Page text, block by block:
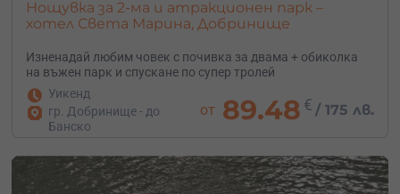
Нощувка за 2-ма и атракционен парк –
хотел Света Марина, Добринище
Изненадай любим човек с почивка за двама + обиколка
на въжен парк и спускане по супер тролей
Уикенд
гр. Добринище - до
Банско
от 89.48 € / 175 лв.